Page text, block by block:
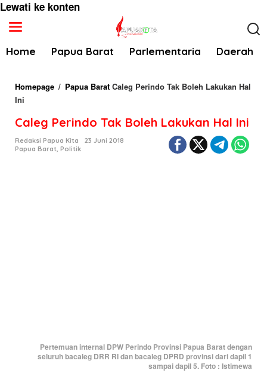
Lewati ke konten
Home Papua Barat Parlementaria Daerah
Homepage / Papua Barat Caleg Perindo Tak Boleh Lakukan Hal
Ini
Caleg Perindo Tak Boleh Lakukan Hal Ini
Redaksi Papua Kita
23 Juni 2018
Papua Barat, Politik
Pertemuan internal DPW Perindo Provinsi Papua Barat dengan
seluruh bacaleg DRR RI dan bacaleg DPRD provinsi dari dapil 1
sampai dapil 5. Foto : Istimewa